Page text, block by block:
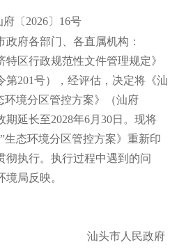
府〔2026〕16号
政府各部门、各直属机构：
区行政规范性文件管理规定》
第201号），经评估，决定将《汕
环境分区管控方案》（汕府
期延长至2028年6月30日。现将
生态环境分区管控方案》重新印
彻执行。执行过程中遇到的问
局反映。
汕头市人民政府